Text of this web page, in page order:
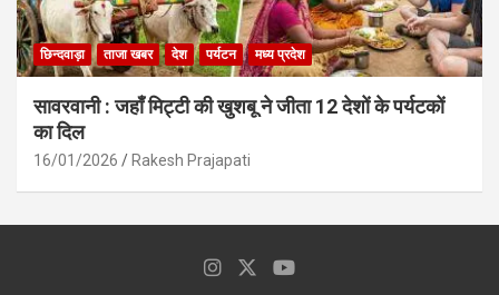
छिन्दवाड़ा ताजा खबर देश पर्यटन मध्य प्रदेश
सावरवानी : जहाँ मिट्टी की खुशबू ने जीता 12 देशों के पर्यटकों
का दिल
16/01/2026 Rakesh Prajapati